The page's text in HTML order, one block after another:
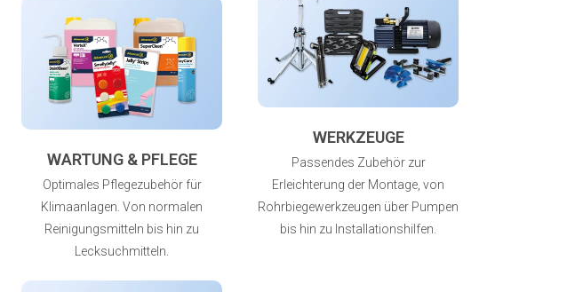
WARTUNG & PFLEGE
Optimales Pflegezubehör für
Klimaanlagen. Von normalen
Reinigungsmitteln bis hin zu
Lecksuchmitteln.
WERKZEUGE
Passendes Zubehör zur
Erleichterung der Montage, von
Rohrbiegewerkzeugen über Pumpen
bis hin zu Installationshilfen.